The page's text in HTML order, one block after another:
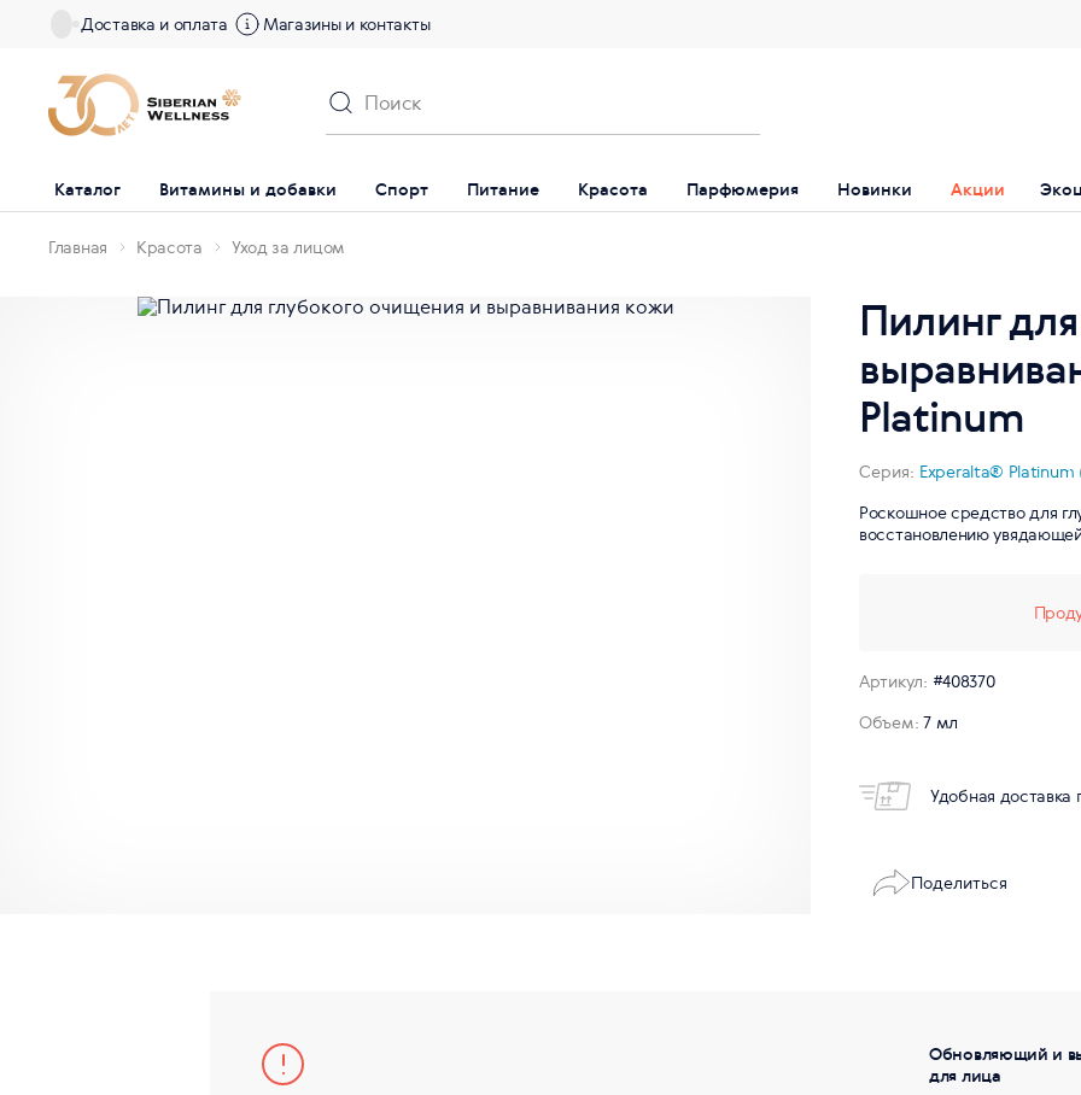
Доставка и оплата Магазины и контакты
Каталог Витамины и добавки Спорт Питание Красота Парфюмерия Новинки Акции
Главная Красота Уход за лицом
Пилинг
Platinum
Серия: Experalta®
Роскошное средство для
восстановлению
Артикул: #408370
Объем: 7 мл
Удобная доставка
Поделиться
Обновляющий и
для лица